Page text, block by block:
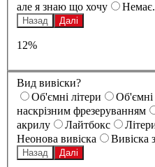
але я знаю що хочу
Немає.
Назад Далі
12%
Вид вивіски?
Oб'ємні літери
Oб'ємні
наскрізним фрезеруванням
акрилу
Лайтбокс
Неонова вивіска
Вивіска
Назад Далі